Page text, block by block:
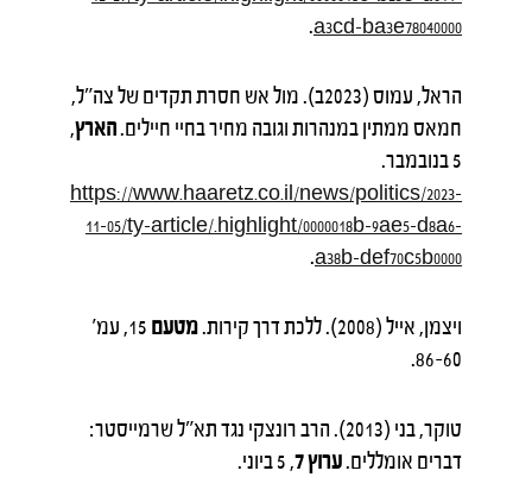
a3cd-ba3e78040000
.
הראל, עמוס (2023ב). מול אש חסרת תקדים של צה"ל,
חמאס ממתין במנהרות וגובה מחיר בחיי חיילים.הארץ,
5 בנובמבר.
https://www.haaretz.co.il/news/politics/2023-
11-05/ty-article/.highlight/0000018b-9ae5-d8a6-
a38b-def70c5b0000
.
ויצמן, אייל (2008). ללכת דרך קירות. מטעם
15, עמ'
60–86.
טוקר, בני (2013). הרב רונצקי נגד תא"ל שרמייסטר:
דברים אומללים.ערוץ 7 , 5 ביוני.